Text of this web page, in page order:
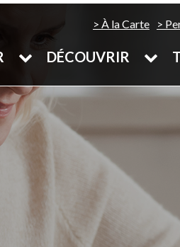
À la Carte
DÉCOUVRIR